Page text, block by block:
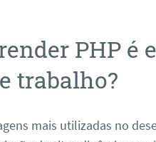
PHP é
trabalho?
mais utilizadas no